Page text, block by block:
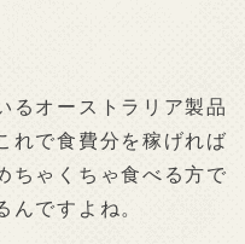
るオーストラリア製品
れで食費分を稼げれば
ちゃくちゃ食べる方で
んですよね。